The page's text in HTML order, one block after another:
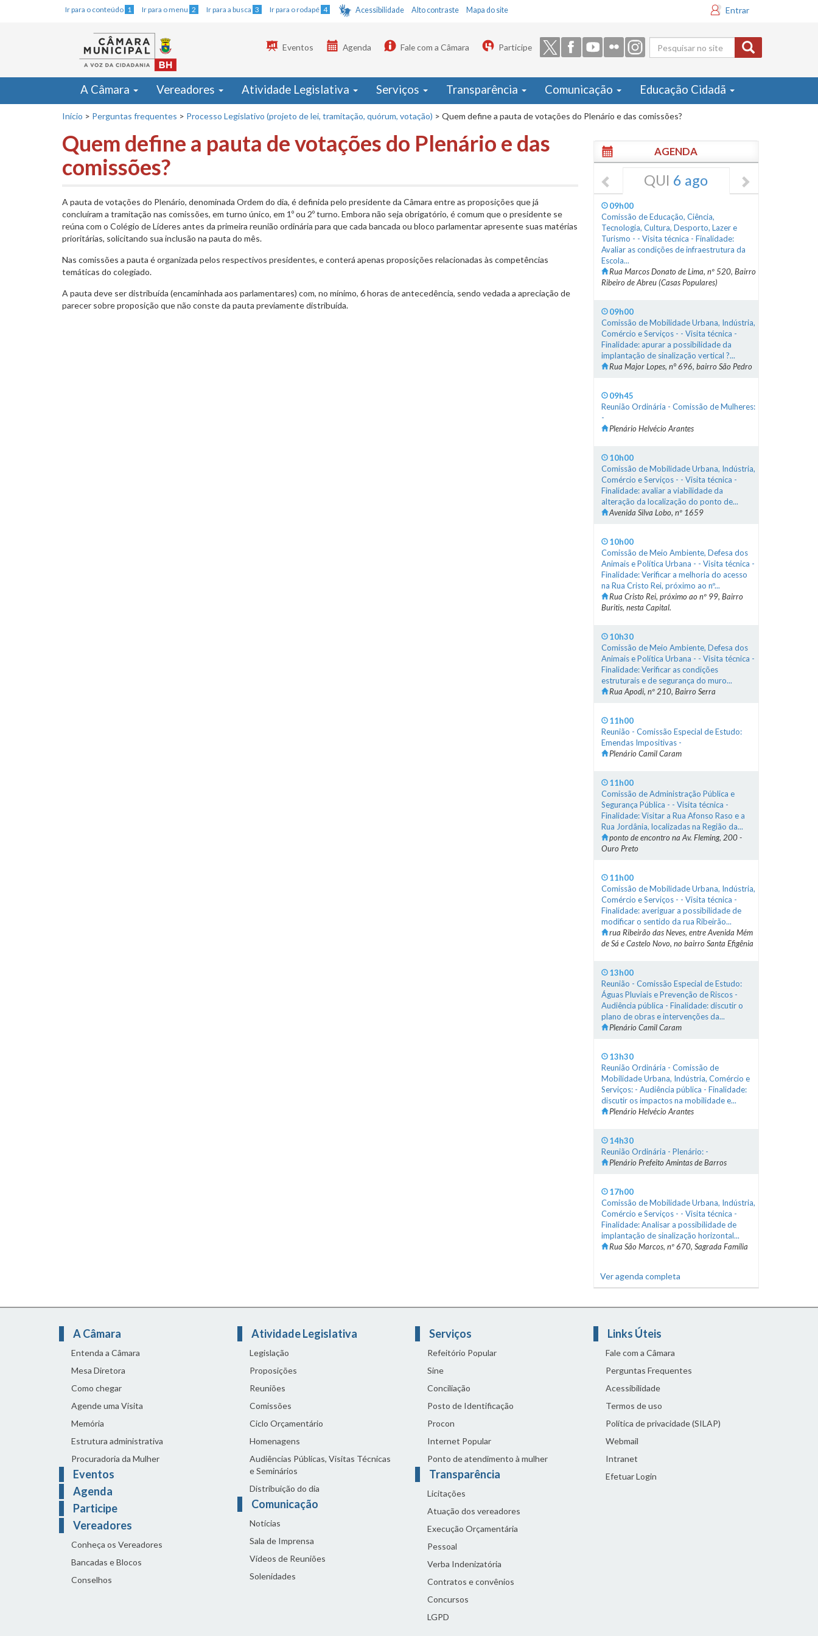
Ir para o conteúdo 1 Ir para o menu 2 Ir para a busca 3 Ir para o rodapé 4 Acessibilidade Alto contraste Mapa do site Entrar
Formulário
de busca
Eventos Agenda Fale com a Câmara Participe
A Câmara Vereadores Atividade Legislativa Serviços Transparência Comunicação Educação Cidadã
Início > Perguntas frequentes > Processo Legislativo (projeto de lei, tramitação, quórum, votação) > Quem define a pauta de votações do Plenário e das comissões?
Quem define a pauta de votações do Plenário e das
comissões?
A pauta de votações do Plenário, denominada Ordem do dia, é definida pelo presidente da Câmara entre as proposições que já
concluíram a tramitação nas comissões, em turno único, em 1º ou 2º turno. Embora não seja obrigatório, é comum que o presidente se
reúna com o Colégio de Líderes antes da primeira reunião ordinária para que cada bancada ou bloco parlamentar apresente suas matérias
prioritárias, solicitando sua inclusão na pauta do mês.
Nas comissões a pauta é organizada pelos respectivos presidentes, e conterá apenas proposições relacionadas às competências
temáticas do colegiado.
A pauta deve ser distribuída (encaminhada aos parlamentares) com, no mínimo, 6 horas de antecedência, sendo vedada a apreciação de
parecer sobre proposição que não conste da pauta previamente distribuída.
AGENDA
QUI 6 ago
09h00
Comissão de Educação, Ciência,
Tecnologia, Cultura, Desporto, Lazer e
Turismo - - Visita técnica - Finalidade:
Avaliar as condições de infraestrutura da
Escola...
Rua Marcos Donato de Lima, nº 520, Bairro
Ribeiro de Abreu (Casas Populares)
09h00
Comissão de Mobilidade Urbana, Indústria,
Comércio e Serviços - - Visita técnica -
Finalidade: apurar a possibilidade da
implantação de sinalização vertical ?...
Rua Major Lopes, n° 696, bairro São Pedro
09h45
Reunião Ordinária - Comissão de Mulheres:
-
Plenário Helvécio Arantes
10h00
Comissão de Mobilidade Urbana, Indústria,
Comércio e Serviços - - Visita técnica -
Finalidade: avaliar a viabilidade da
alteração da localização do ponto de...
Avenida Silva Lobo, nº 1659
10h00
Comissão de Meio Ambiente, Defesa dos
Animais e Política Urbana - - Visita técnica -
Finalidade: Verificar a melhoria do acesso
na Rua Cristo Rei, próximo ao nº...
Rua Cristo Rei, próximo ao nº 99, Bairro
Buritis, nesta Capital.
10h30
Comissão de Meio Ambiente, Defesa dos
Animais e Política Urbana - - Visita técnica -
Finalidade: Verificar as condições
estruturais e de segurança do muro...
Rua Apodi, nº 210, Bairro Serra
11h00
Reunião - Comissão Especial de Estudo:
Emendas Impositivas -
Plenário Camil Caram
11h00
Comissão de Administração Pública e
Segurança Pública - - Visita técnica -
Finalidade: Visitar a Rua Afonso Raso e a
Rua Jordânia, localizadas na Região da...
ponto de encontro na Av. Fleming, 200 -
Ouro Preto
11h00
Comissão de Mobilidade Urbana, Indústria,
Comércio e Serviços - - Visita técnica -
Finalidade: averiguar a possibilidade de
modificar o sentido da rua Ribeirão...
rua Ribeirão das Neves, entre Avenida Mém
de Sá e Castelo Novo, no bairro Santa Efigênia
13h00
Reunião - Comissão Especial de Estudo:
Águas Pluviais e Prevenção de Riscos -
Audiência pública - Finalidade: discutir o
plano de obras e intervenções da...
Plenário Camil Caram
13h30
Reunião Ordinária - Comissão de
Mobilidade Urbana, Indústria, Comércio e
Serviços: - Audiência pública - Finalidade:
discutir os impactos na mobilidade e...
Plenário Helvécio Arantes
14h30
Reunião Ordinária - Plenário: -
Plenário Prefeito Amintas de Barros
17h00
Comissão de Mobilidade Urbana, Indústria,
Comércio e Serviços - - Visita técnica -
Finalidade: Analisar a possibilidade de
implantação de sinalização horizontal...
Rua São Marcos, nº 670, Sagrada Família
Ver agenda completa
A Câmara
Entenda a Câmara
Mesa Diretora
Como chegar
Agende uma Visita
Memória
Estrutura administrativa
Procuradoria da Mulher
Eventos
Agenda
Participe
Vereadores
Conheça os Vereadores
Bancadas e Blocos
Conselhos
Atividade Legislativa
Legislação
Proposições
Reuniões
Comissões
Ciclo Orçamentário
Homenagens
Audiências Públicas, Visitas Técnicas
e Seminários
Distribuição do dia
Comunicação
Notícias
Sala de Imprensa
Vídeos de Reuniões
Solenidades
Serviços
Refeitório Popular
Sine
Conciliação
Posto de Identificação
Procon
Internet Popular
Ponto de atendimento à mulher
Transparência
Licitações
Atuação dos vereadores
Execução Orçamentária
Pessoal
Verba Indenizatória
Contratos e convênios
Concursos
LGPD
Links Úteis
Fale com a Câmara
Perguntas Frequentes
Acessibilidade
Termos de uso
Política de privacidade (SILAP)
Webmail
Intranet
Efetuar Login